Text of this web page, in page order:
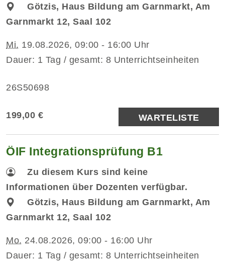
Götzis, Haus Bildung am Garnmarkt, Am
Garnmarkt 12, Saal 102
Mi. 19.08.2026, 09:00 - 16:00 Uhr
Dauer: 1 Tag / gesamt: 8 Unterrichtseinheiten
26S50698
199,00 € WARTELISTE
ÖIF Integrationsprüfung B1
Zu diesem Kurs sind keine
Informationen über Dozenten verfügbar.
Götzis, Haus Bildung am Garnmarkt, Am
Garnmarkt 12, Saal 102
Mo. 24.08.2026, 09:00 - 16:00 Uhr
Dauer: 1 Tag / gesamt: 8 Unterrichtseinheiten